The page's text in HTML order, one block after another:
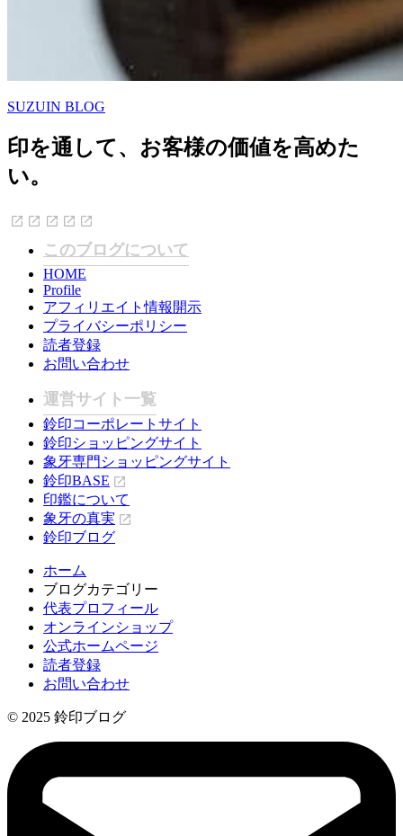
SUZUIN BLOG
印を通して、お客様の価値を高めた
い。
このブログについて
HOME
Profile
アフィリエイト情報開示
プライバシーポリシー
読者登録
お問い合わせ
運営サイト一覧
鈴印コーポレートサイト
鈴印ショッピングサイト
象牙専門ショッピングサイト
鈴印BASE
印鑑について
象牙の真実
鈴印ブログ
ホーム
ブログカテゴリー
代表プロフィール
オンラインショップ
公式ホームページ
読者登録
お問い合わせ
© 2025 鈴印ブログ